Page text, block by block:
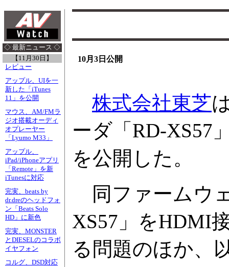
◇ 最新ニュース ◇
【11月30日】
レビュー
アップル、UIを一
新した「iTunes
11」を公開
マウス、AM/FMラ
ジオ搭載オーディ
オプレーヤー
「Lyumo M33」
アップル、
iPad/iPhoneアプリ
「Remote」を新
iTunesに対応
完実、beats by
dr.dreのヘッドフォ
ン「Beats Solo
HD」に新色
完実、MONSTER
とDIESELのコラボ
イヤフォン
コルグ、DSD対応
10月3日公開
株式会社東芝
ーダ「RD-XS57
を公開した。
同ファームウ
XS57」をHDMI
る問題のほか、